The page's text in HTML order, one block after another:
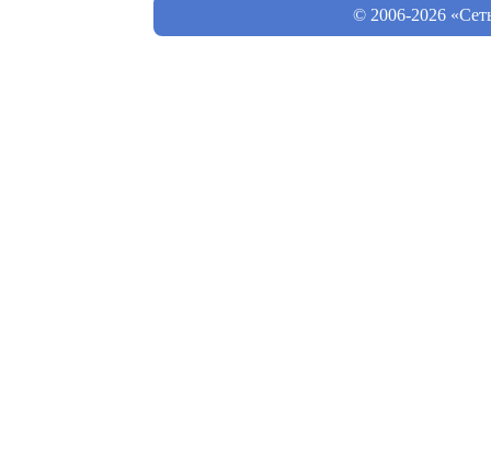
© 2006-2026